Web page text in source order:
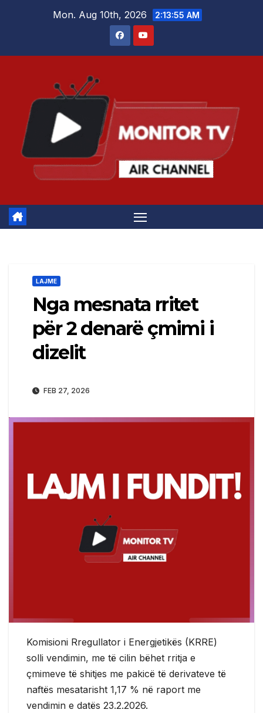
Mon. Aug 10th, 2026 2:13:56 AM
LAJME
Nga mesnata rritet
për 2 denarë çmimi i
dizelit
FEB 27, 2026
Komisioni Rregullator i Energjetikës (KRRE)
solli vendimin, me të cilin bëhet rritja e
çmimeve të shitjes me pakicë të derivateve të
naftës mesatarisht 1,17 % në raport me
vendimin e datës 23.2.2026.